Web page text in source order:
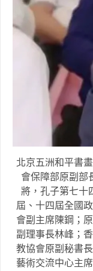
北京五洲和平書
會保障部原副部
將，孔子第七十
屆、十四屆全國
會副主席陳鋼；
副理事長林峰；
教協會原副秘書
藝術交流中心主